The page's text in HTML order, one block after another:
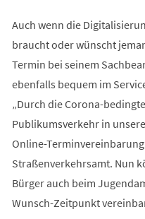
Auch wenn die
braucht oder wünscht
Termin bei seinem
ebenfalls bequem im
„Durch die Corona-
Publikumsverkehr in
Online-
Straßenverkehrsamt. Nun
Bürger auch beim
Wunsch-Zeitpunkt